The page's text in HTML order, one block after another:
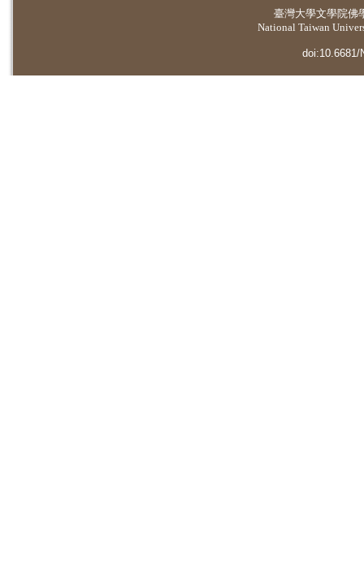
臺灣大學文學院佛
National Taiwan
doi:10.6681/